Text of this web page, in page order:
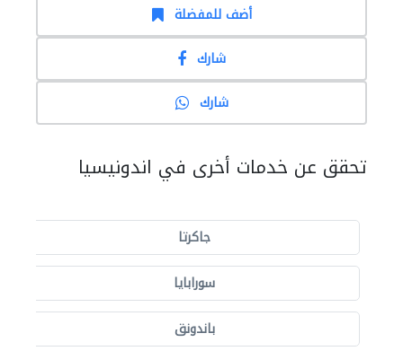
أضف للمفضلة
شارك
شارك
تحقق عن خدمات أخرى في اندونيسيا
جاكرتا
سورابايا
باندونق